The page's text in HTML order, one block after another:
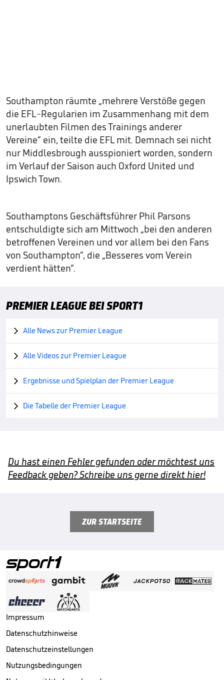
Southampton räumte „mehrere Verstöße gegen
die EFL-Regularien im Zusammenhang mit dem
unerlaubten Filmen des Trainings anderer
Vereine“ ein, teilte die EFL mit. Demnach sei nicht
nur Middlesbrough ausspioniert worden, sondern
im Verlauf der Saison auch Oxford United und
Ipswich Town.
Southamptons Geschäftsführer Phil Parsons
entschuldigte sich am Mittwoch „bei den anderen
betroffenen Vereinen und vor allem bei den Fans
von Southampton“, die „Besseres vom Verein
verdient hätten“.
PREMIER LEAGUE BEI SPORT1
 Alle News zur Premier League
 Alle Videos zur Premier League
 Ergebnisse und Spielplan der Premier League
 Die Tabelle der Premier League
Du hast einen Fehler gefunden oder möchtest uns
Feedback geben? Schreibe uns gerne direkt hier!
ZUR STARTSEITE
Impressum
Datenschutzhinweise
Datenschutzeinstellungen
Nutzungsbedingungen